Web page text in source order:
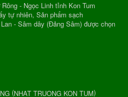
- Ngọc Linh tỉnh Kon Tum
tự nhiên, Sản phẩm sạch
- Sâm dây (Đảng Sâm) được chọn
(NHAT TRUONG KON TUM)